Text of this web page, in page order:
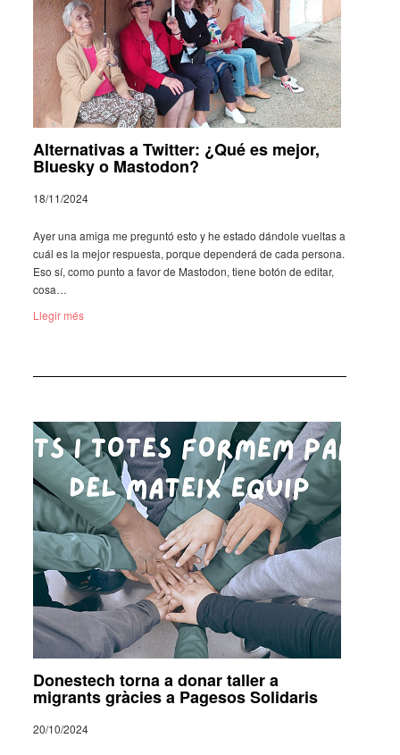
Alternativas a Twitter: ¿Qué es mejor,
Bluesky o Mastodon?
18/11/2024
Ayer una amiga me preguntó esto y he estado dándole vuel­tas a
cuál es la mejor respuesta, porque depen­derá de cada persona.
Eso sí, como punto a favor de Masto­don, tiene botón de editar,
cosa…
Llegir més
Donestech torna a donar taller a
migrants gràcies a Pagesos Solidaris
20/10/2024